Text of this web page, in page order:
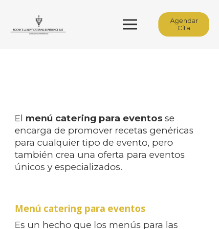
Agendar
Cita
El menú catering para eventos se
encarga de promover recetas genéricas
para cualquier tipo de evento, pero
también crea una oferta para eventos
únicos y especializados.
Menú catering para eventos
Es un hecho que los menús para las